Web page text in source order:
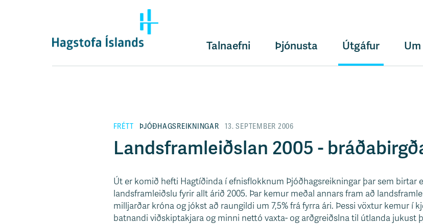
Talnaefni Þjónusta Útgáfur
FRÉTT ÞJÓÐHAGSREIKNINGAR 13. SEPTEMBER 2006
Landsframleiðslan 2005 -
Út er komið hefti Hagtíðinda í efnisflokknum Þjóðhagsreikningar þar sem birtar
landsframleiðslu fyrir allt árið 2005. Þar kemur meðal annars fram að
milljarðar króna og jókst að raungildi um 7,5% frá fyrra ári. Þessi vöxtur kemur í
batnandi viðskiptakjara og minni nettó vaxta- og arðgreiðslna til útlanda jukust